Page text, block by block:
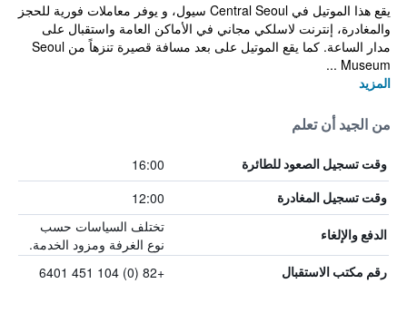
يقع هذا الموتيل في Central Seoul سيول، و يوفر معاملات فورية للحجز
والمغادرة، إنترنت لاسلكي مجاني في الأماكن العامة واستقبال على
مدار الساعة. كما يقع الموتيل على بعد مسافة قصيرة تنزهاً من Seoul
Museum ...
المزيد
من الجيد أن تعلم
وقت تسجيل الصعود للطائرة 16:00
وقت تسجيل المغادرة 12:00
الدفع والإلغاء
تختلف السياسات حسب
نوع الغرفة ومزود الخدمة.
رقم مكتب الاستقبال +82 (0) 104 451 6401